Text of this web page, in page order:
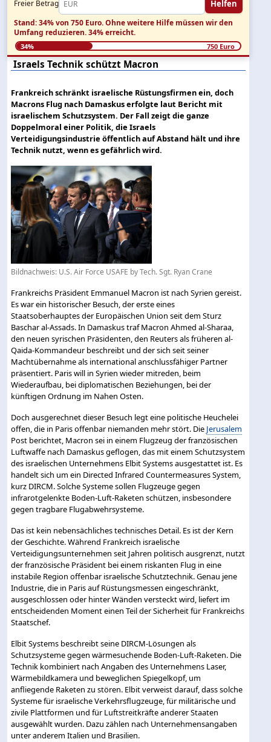
Freier Betrag Helfen
Stand: 34% von 750 Euro.Ohne weitere Hilfe müssen wir den
Umfang reduzieren.34% erreicht.
34% 750 Euro
Israels Technik schützt Macron
Frankreich schränkt israelische Rüstungsfirmen ein, doch
Macrons Flug nach Damaskus erfolgte laut Bericht mit
israelischem Schutzsystem. Der Fall zeigt die ganze
Doppelmoral einer Politik, die Israels
Verteidigungsindustrie öffentlich auf Abstand hält und ihre
Technik nutzt, wenn es gefährlich wird.
Bildnachweis: U.S. Air Force USAFE by Tech. Sgt. Ryan Crane
Frankreichs Präsident Emmanuel Macron ist nach Syrien gereist.
Es war ein historischer Besuch, der erste eines
Staatsoberhauptes der Europäischen Union seit dem Sturz
Baschar al-Assads. In Damaskus traf Macron Ahmed al-Sharaa,
den neuen syrischen Präsidenten, den Reuters als früheren al-
Qaida-Kommandeur beschreibt und der sich seit seiner
Machtübernahme als international anschlussfähiger Partner
präsentiert. Paris will in Syrien wieder mitreden, beim
Wiederaufbau, bei diplomatischen Beziehungen, bei der
künftigen Ordnung im Nahen Osten.
Doch ausgerechnet dieser Besuch legt eine politische Heuchelei
offen, die in Paris offenbar niemanden mehr stört. Die Jerusalem
Post berichtet, Macron sei in einem Flugzeug der französischen
Luftwaffe nach Damaskus geflogen, das mit einem Schutzsystem
des israelischen Unternehmens Elbit Systems ausgestattet ist. Es
handelt sich um ein Directed Infrared Countermeasures System,
kurz DIRCM. Solche Systeme sollen Flugzeuge gegen
infrarotgelenkte Boden-Luft-Raketen schützen, insbesondere
gegen tragbare Flugabwehrsysteme.
Das ist kein nebensächliches technisches Detail. Es ist der Kern
der Geschichte. Während Frankreich israelische
Verteidigungsunternehmen seit Jahren politisch ausgrenzt, nutzt
der französische Präsident bei einem riskanten Flug in eine
instabile Region offenbar israelische Schutztechnik. Genau jene
Industrie, die in Paris auf Rüstungsmessen eingeschränkt,
ausgeschlossen oder hinter Wänden versteckt wird, liefert im
entscheidenden Moment einen Teil der Sicherheit für Frankreichs
Staatschef.
Elbit Systems beschreibt seine DIRCM-Lösungen als
Schutzsysteme gegen wärmesuchende Boden-Luft-Raketen. Die
Technik kombiniert nach Angaben des Unternehmens Laser,
Wärmebildkamera und beweglichen Spiegelkopf, um
anfliegende Raketen zu stören. Elbit verweist darauf, dass solche
Systeme für israelische Verkehrsflugzeuge, für militärische und
zivile Plattformen und für Luftstreitkräfte anderer Staaten
ausgewählt wurden. Dazu zählen nach Unternehmensangaben
unter anderem Italien und Brasilien.